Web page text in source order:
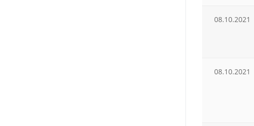
08.10.2021
08.10.2021